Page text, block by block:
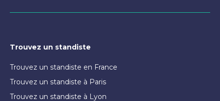
Trouvez un standiste
Trouvez un standiste en France
Trouvez un standiste à Paris
Trouvez un standiste à Lyon